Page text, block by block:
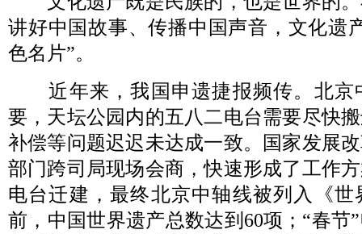
讲好中国故事、传播中国声音，文化遗
色名片”。
近年来，我国申遗捷报频传。北京
要，天坛公园内的五八二电台需要尽快
补偿等问题迟迟未达成一致。国家发展
部门跨司局现场会商，快速形成了工作
电台迁建，最终北京中轴线被列入《
前，中国世界遗产总数达到60项；“春节